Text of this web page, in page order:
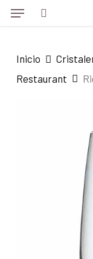
Skip
content
Menu
Inicio
Restaurant
Menu